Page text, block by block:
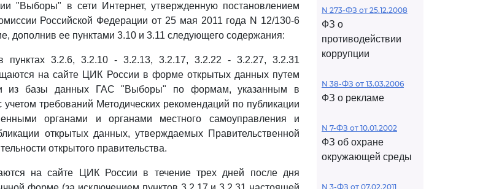
"Выборы" в сети Интернет, утвержденную постановлением
Российской Федерации от 25 мая 2011 года N 12/130-6
дополнив ее пунктами 3.10 и 3.11 следующего содержания:
пунктах 3.2.6, 3.2.10 - 3.2.13, 3.2.17, 3.2.22 - 3.2.27, 3.2.31
на сайте ЦИК России в форме открытых данных путем
из базы данных ГАС "Выборы" по формам, указанным в
требований Методических рекомендаций по публикации
органами и органами местного самоуправления и
открытых данных, утверждаемых Правительственной
открытого правительства.
на сайте ЦИК России в течение трех дней после дня
N 273-ФЗ от 25.12.2008
ФЗ о
противодействии
коррупции
N 38-ФЗ от 13.03.2006
ФЗ о рекламе
N 7-ФЗ от 10.01.2002
ФЗ об охране
окружающей среды
N 3-ФЗ от 07.02.2011